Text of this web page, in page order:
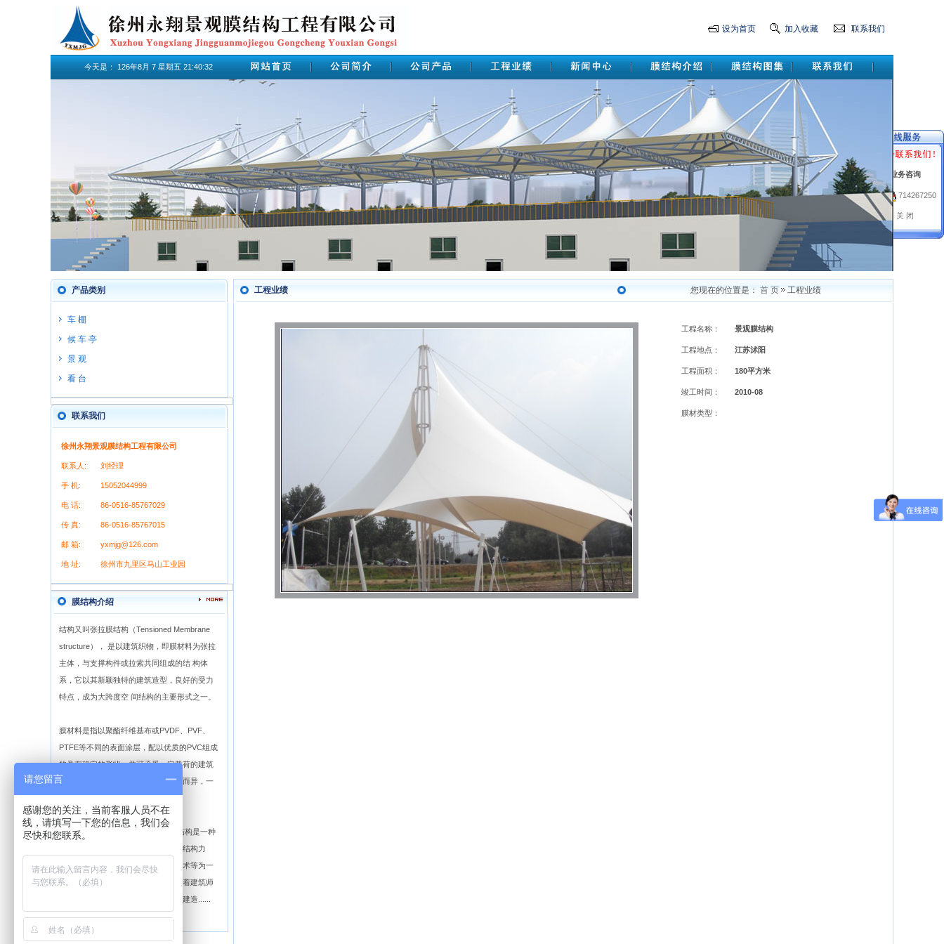
业务咨询
714267250
关 闭
设为首页 加入收藏 联系我们
今天是： 126年8月 7 星期五 21:40:32
产品类别
车 棚
候 车 亭
景 观
看 台
联系我们
徐州永翔景观膜结构工程有限公司
联系人: 刘经理
手 机: 15052044999
电 话: 86-0516-85767029
传 真: 86-0516-85767015
邮 箱: yxmjg@126.com
地 址: 徐州市九里区马山工业园
膜结构介绍
结构又叫张拉膜结构（Tensioned Membrane
structure）， 是以建筑织物，即膜材料为张拉
主体，与支撑构件或拉索共同组成的结 构体
系，它以其新颖独特的建筑造型，良好的受力
特点，成为大跨度空 间结构的主要形式之一。
膜材料是指以聚酯纤维基布或PVDF、PVF、
PTFE等不同的表面涂层，配以优质的PVC组成
的具有稳定的形状，并可承受一定载荷的建筑
纺织品。它的寿命因不同的表面涂层而异，一
般可达成12—50年。
膜结构建筑的特点及应用领域： 膜结构是一种
全新的建筑结构形式，它集建筑学、结构力
学、精细化工与材料科学、计算机技术等为一
体，具有很高技术含量。其曲面可随着建筑师
的设计需要任意变化，结合整体环境建造......
【详细介绍】
工程业绩 您现在的位置是： 首 页 工程业绩
工程名称： 景观膜结构
工程地点： 江苏沭阳
工程面积： 180平方米
竣工时间： 2010-08
膜材类型：
请您留言
感谢您的关注，当前客服人员不在
线，请填写一下您的信息，我们会
尽快和您联系。